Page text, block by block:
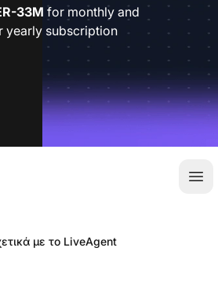
33M for monthly and
yearly subscription
με το LiveAgent